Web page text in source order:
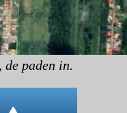
de paden in.